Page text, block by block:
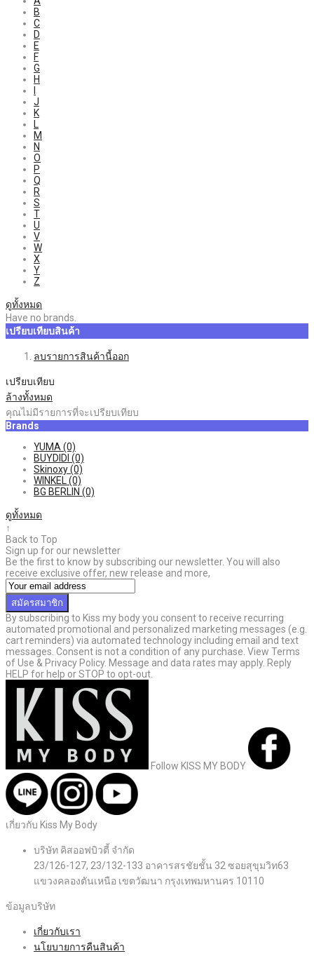
B
C
D
E
F
G
H
J
K
L
M
N
O
P
Q
R
S
T
U
V
W
X
Y
Z
ดูทั้งหมด
Have no brands.
เปรียบเทียบสินค้า
ลบรายการสินค้านี้ออก
เปรียบเทียบ
ล้างทั้งหมด
คุณไม่มีรายการที่จะเปรียบเทียบ
Brands
YUMA (0)
BUYDIDI (0)
Skinoxy(0)
WINKEL (0)
BG BERLIN (0)
ดูทั้งหมด
↑
Back to Top
Sign up for our newsletter
Be the first to know by subscribing our newsletter. You will also
receive exclusive offer, new release and more,
สมัครสมาชิก
By subscribing to Kiss my body you consent to receive recurring
automated promotional and personalized marketing messages (e.g.
cart reminders) via automated technology including email and text
messages. Consent is not a condition of any purchase. View Terms
of Use & Privacy Policy. Message and data rates may apply. Reply
HELP for help or STOP to opt-out.
Follow KISS MY BODY
เกี่ยวกับ Kiss My Body
บริษัท คิสออฟบิวตี้ จำกัด
23/126-127, 23/132-133 อาคารสรชัยชั้น 32 ซอยสุขุมวิท63
แขวงคลองตันเหนือ เขตวัฒนา กรุงเทพมหานคร 10110
ข้อมูลบริษัท
เกี่ยวกับเรา
นโยบายการคืนสินค้า